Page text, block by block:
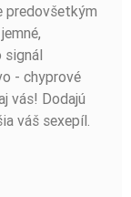
predovšetkým
signál
- chyprové
vás! Dodajú
váš sexepíl.